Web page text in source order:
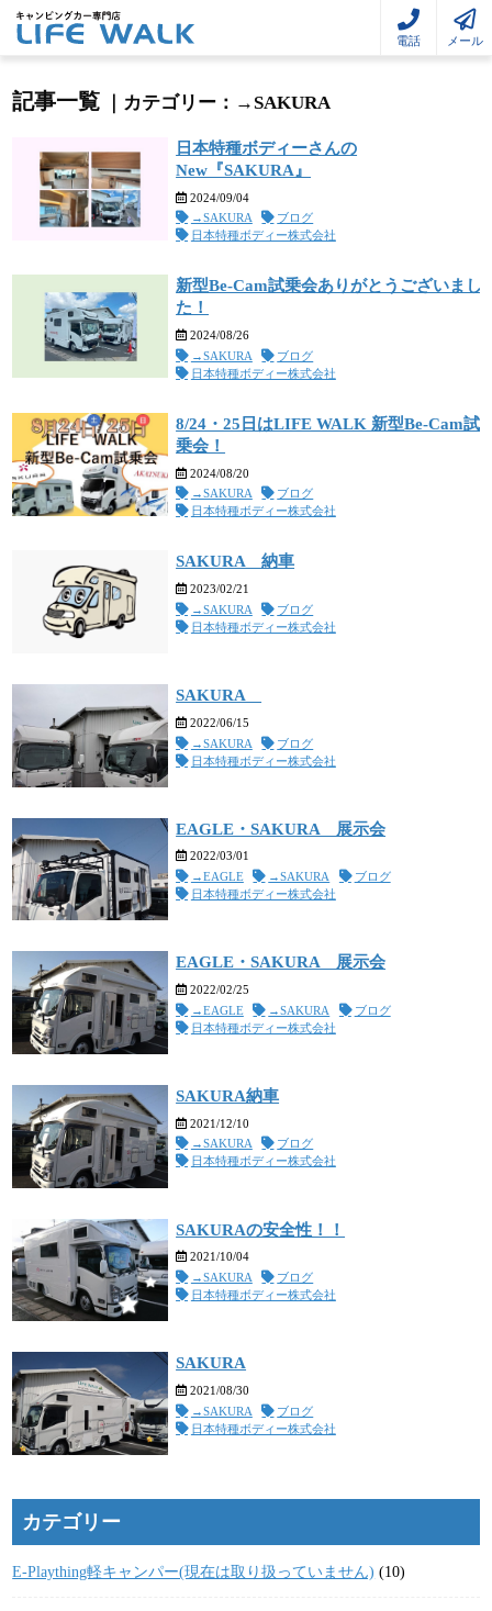
電話 メール
記事一覧 カテゴリー：→SAKURA
日本特種ボディーさんの
New『SAKURA』
2024/09/04
→SAKURA
ブログ
日本特種ボディー株式会社
新型Be-Cam試乗会ありがとうございまし
た！
2024/08/26
→SAKURA
ブログ
日本特種ボディー株式会社
8/24・25日はLIFE WALK 新型Be-Cam試
乗会！
2024/08/20
→SAKURA
ブログ
日本特種ボディー株式会社
SAKURA 納車
2023/02/21
→SAKURA
ブログ
日本特種ボディー株式会社
SAKURA
2022/06/15
→SAKURA
ブログ
日本特種ボディー株式会社
EAGLE・SAKURA 展示会
2022/03/01
→EAGLE
→SAKURA
ブログ
日本特種ボディー株式会社
EAGLE・SAKURA 展示会
2022/02/25
→EAGLE
→SAKURA
ブログ
日本特種ボディー株式会社
SAKURA納車
2021/12/10
→SAKURA
ブログ
日本特種ボディー株式会社
SAKURAの安全性！！
2021/10/04
→SAKURA
ブログ
日本特種ボディー株式会社
SAKURA
2021/08/30
→SAKURA
ブログ
日本特種ボディー株式会社
カテゴリー
E-Plaything軽キャンパー(現在は取り扱っていません) (10)